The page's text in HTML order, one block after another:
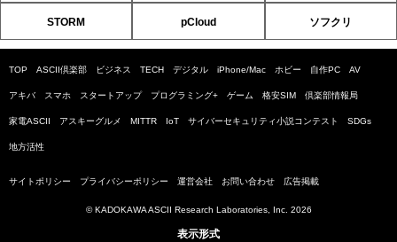
STORM pCloud ソフクリ
TOP ASCII倶楽部 ビジネス TECH デジタル iPhone/Mac ホビー 自作PC AV
アキバ スマホ スタートアップ プログラミング+ ゲーム 格安SIM 倶楽部情報局
家電ASCII アスキーグルメ MITTR IoT サイバーセキュリティ小説コンテスト SDGs
地方活性
サイトポリシー プライバシーポリシー 運営会社 お問い合わせ 広告掲載
© KADOKAWA ASCII Research Laboratories, Inc. 2026
表示形式